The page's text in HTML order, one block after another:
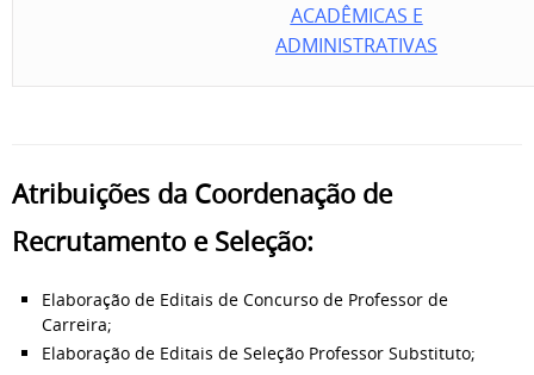
ACADÊMICAS E
ADMINISTRATIVAS
Atribuições da Coordenação de
Recrutamento e Seleção:
Elaboração de Editais de Concurso de Professor de
Carreira;
Elaboração de Editais de Seleção Professor Substituto;